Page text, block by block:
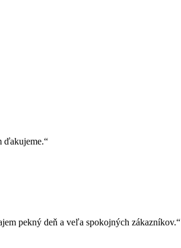
ďakujeme.“
pekný deň a veľa spokojných zákazníkov.“